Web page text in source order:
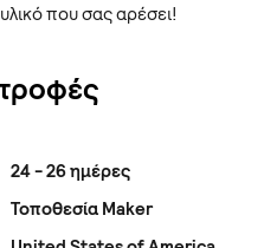
που σας αρέσει!
24 - 26 ημέρες
Τοποθεσία Maker